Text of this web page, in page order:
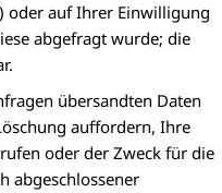
oder auf Ihrer Einwilligung
abgefragt wurde; die
übersandten Daten
auffordern, Ihre
oder der Zweck für die
abgeschlossener